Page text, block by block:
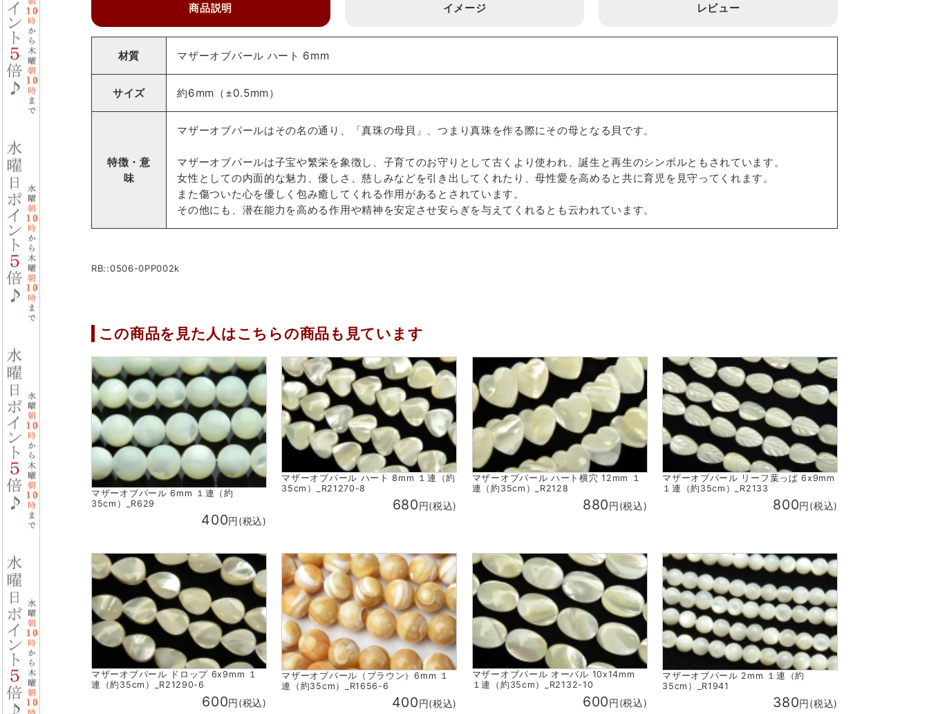
商品説明 イメージ レビュー
材質 マザーオブパール ハート 6mm
サイズ 約6mm（±0.5mm）
特徴・意
味
マザーオブパールはその名の通り、「真珠の母貝」、つまり真珠を作る際にその母となる貝です。
マザーオブパールは子宝や繁栄を象徴し、子育てのお守りとして古くより使われ、誕生と再生のシンボルともされています。
女性としての内面的な魅力、優しさ、慈しみなどを引き出してくれたり、母性愛を高めると共に育児を見守ってくれます。
また傷ついた心を優しく包み癒してくれる作用があるとされています。
その他にも、潜在能力を高める作用や精神を安定させ安らぎを与えてくれるとも云われています。
RB::0506-0PP002k
この商品を見た人はこちらの商品も見ています
マザーオブパール 6mm １連（約
35cm）_R629
400円(税込)
マザーオブパール ハート 8mm １連（約
35cm）_R21270-8
680円(税込)
マザーオブパール ハート横穴 12mm １
連（約35cm）_R2128
880円(税込)
マザーオブパール リーフ葉っぱ 6x9mm
１連（約35cm）_R2133
800円(税込)
マザーオブパール ドロップ 6x9mm １
連（約35cm）_R21290-6
600円(税込)
マザーオブパール（ブラウン）6mm １
連（約35cm）_R1656-6
400円(税込)
マザーオブパール オーバル 10x14mm
１連（約35cm）_R2132-10
600円(税込)
マザーオブパール 2mm １連（約
35cm）_R1941
380円(税込)